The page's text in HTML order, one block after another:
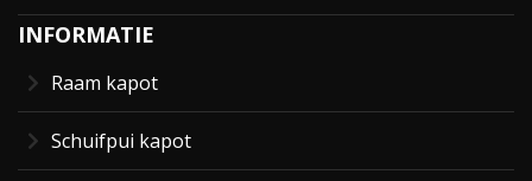
INFORMATIE
Raam kapot
Schuifpui kapot